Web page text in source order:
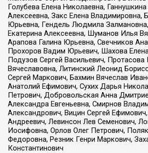
Голубева Елена Николаевна, Ганнушкина
Алексеевна, Закс Елена Владимировна,
Юрьевна, Гендель Людмила
Екатерина Алексеевна, Шуманов Илья
Арапова Галина Юрьевна, Свечников
Прохоров Вадим Юрьевич, Шахова
Подузов Сергей Васильевич, Протасова
Вячеславовна, Литинский Леонид
Сергей Маркович, Бахмин Вячеслав
Анатолий Ефимович, Сухих Дарья
Петрович, Добровольская Анна
Александра Евгеньевна, Смирнов
Александрович, Вицин Сергей
Андреевич, Левинсон Лев Семенович,
Иосифовна, Орлов Олег Петрович,
Федоровна, Резник Генри Маркович,
Константинович